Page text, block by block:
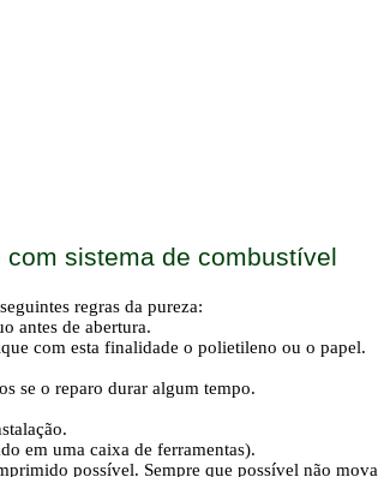
sistema de combustível
regras da pureza:
antes de abertura.
com esta finalidade o polietileno ou o papel.
se o reparo durar algum tempo.
em uma caixa de ferramentas).
possível. Sempre que possível não mova